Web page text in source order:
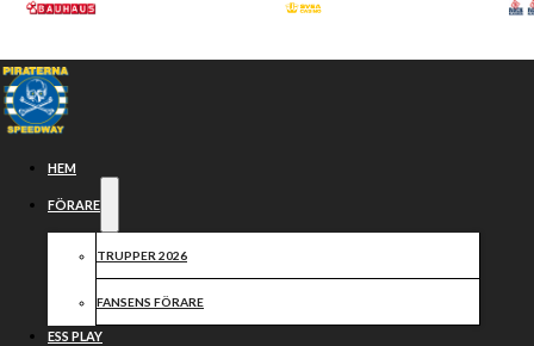
Hoppa till huvudinnehåll
HEM
FÖRARE
TRUPPER 2026
FANSENS FÖRARE
ESS PLAY